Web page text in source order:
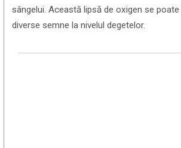
sângelui. Această lipsă de oxigen se
diverse semne la nivelul degetelor.